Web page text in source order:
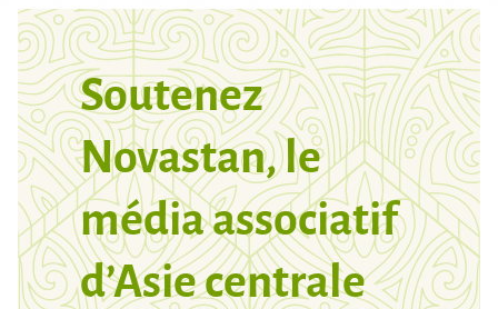
Soutenez
Novastan, le
média associatif
d’Asie centrale